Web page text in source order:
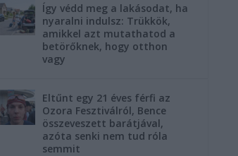
Így védd meg a lakásodat, ha
nyaralni indulsz: Trükkök,
amikkel azt mutathatod a
betörőknek, hogy otthon
vagy
Eltűnt egy 21 éves férfi az
Ozora Fesztiválról, Bence
összeveszett barátjával,
azóta senki nem tud róla
semmit